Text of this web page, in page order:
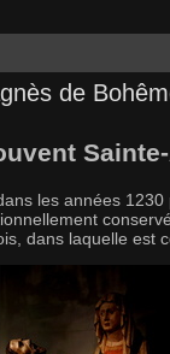
de
les années
dans laquelle est